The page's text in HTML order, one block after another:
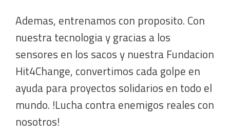
Ademas, entrenamos con proposito. Con
nuestra tecnologia y gracias a los
sensores en los sacos y nuestra Fundacion
Hit4Change, convertimos cada golpe en
ayuda para proyectos solidarios en todo el
mundo. !Lucha contra enemigos reales con
nosotros!